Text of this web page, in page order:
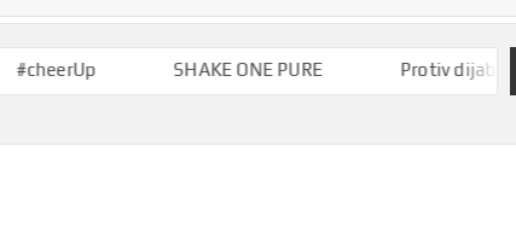
SHAKE ONE PURE Protiv dijabetesa-